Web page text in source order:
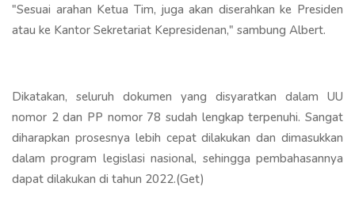
"Sesuai arahan Ketua Tim, juga akan diserahkan ke Presiden
atau ke Kantor Sekretariat Kepresidenan," sambung Albert.
Dikatakan, seluruh dokumen yang disyaratkan dalam UU
nomor 2 dan PP nomor 78 sudah lengkap terpenuhi. Sangat
diharapkan prosesnya lebih cepat dilakukan dan dimasukkan
dalam program legislasi nasional, sehingga pembahasannya
dapat dilakukan di tahun 2022.(Get)